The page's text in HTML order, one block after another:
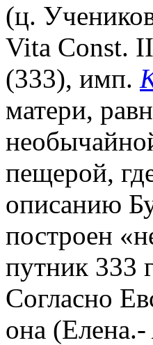
(ц.
Vita Const.
(333), имп.
матери,
пещерой,
описанию
построен
путник 333
Согласно
она (Елена.-